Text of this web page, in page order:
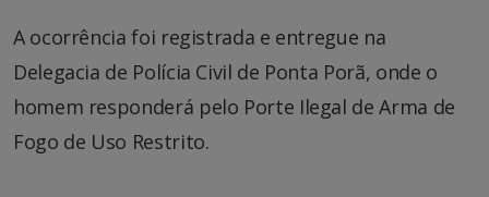
A ocorrência foi registrada e entregue na
Delegacia de Polícia Civil de Ponta Porã, onde o
homem responderá pelo Porte Ilegal de Arma de
Fogo de Uso Restrito.